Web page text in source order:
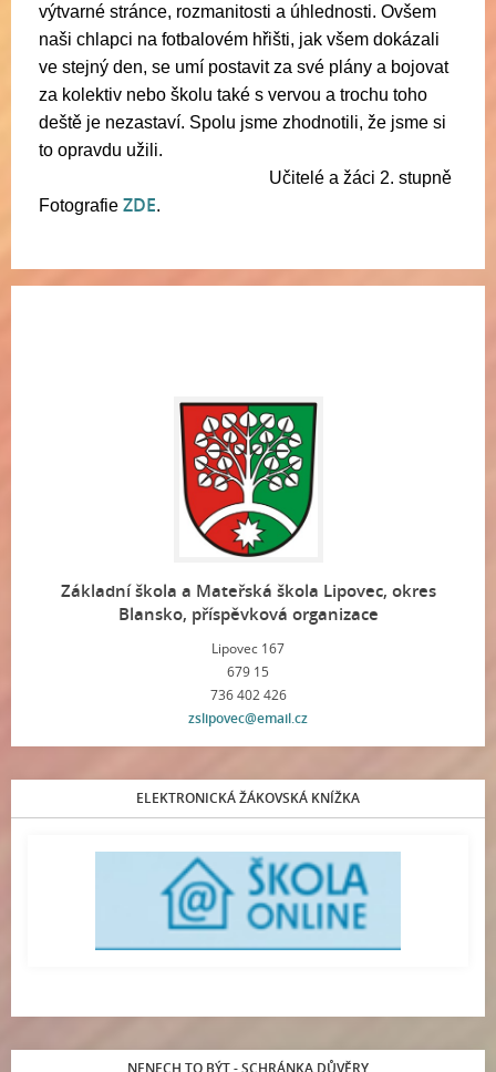
výtvarné stránce, rozmanitosti a úhlednosti. Ovšem
naši chlapci na fotbalovém hřišti, jak všem dokázali
ve stejný den, se umí postavit za své plány a bojovat
za kolektiv nebo školu také s vervou a trochu toho
deště je nezastaví. Spolu jsme zhodnotili, že jsme si
to opravdu užili.
Učitelé a žáci 2. stupně
Fotografie ZDE.
Základní škola a Mateřská škola Lipovec, okres
Blansko, příspěvková organizace
Lipovec 167
679 15
736 402 426
zslipovec@email.cz
ELEKTRONICKÁ ŽÁKOVSKÁ KNÍŽKA